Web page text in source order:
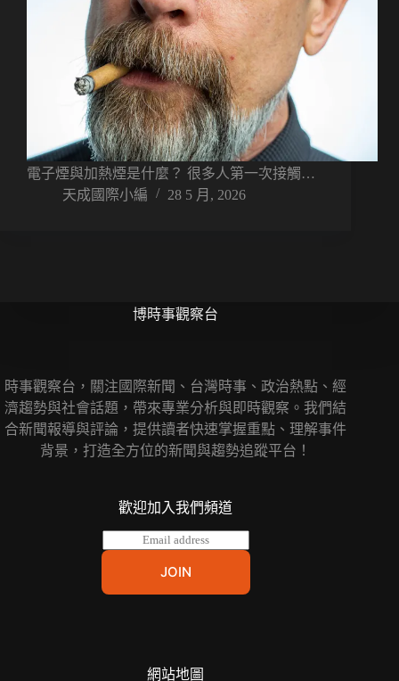
電子煙與加熱煙是什麼？ 很多人第一次接觸…
天成國際小編
28 5 月, 2026
博時事觀察台
時事觀察台，關注國際新聞、台灣時事、政治熱點、經
濟趨勢與社會話題，帶來專業分析與即時觀察。我們結
合新聞報導與評論，提供讀者快速掌握重點、理解事件
背景，打造全方位的新聞與趨勢追蹤平台！
歡迎加入我們頻道
m
l
JOIN
網站地圖